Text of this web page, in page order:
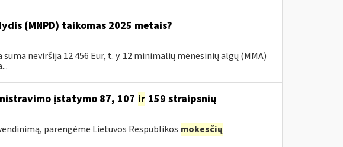
(MNPD) taikomas 2025 metais?
neviršija 12 456 Eur, t. y. 12 minimalių mėnesinių algų (MMA)
įstatymo 87, 107 ir159 straipsnių
parengėme Lietuvos Respublikos mokesčių